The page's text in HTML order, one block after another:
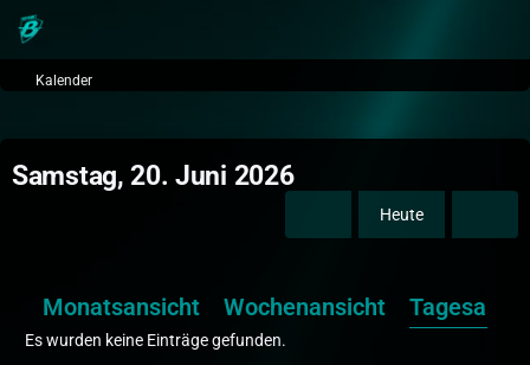
Kalender
Samstag, 20. Juni 2026
Heute
Monatsansicht Wochenansicht
Es wurden keine Einträge gefunden.